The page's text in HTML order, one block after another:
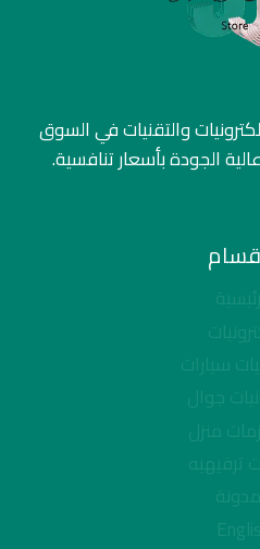
والتقنيات في السوق
الجودة بأسعار تنافسية.
سيارات
جوال
منزل
ترفيهيه